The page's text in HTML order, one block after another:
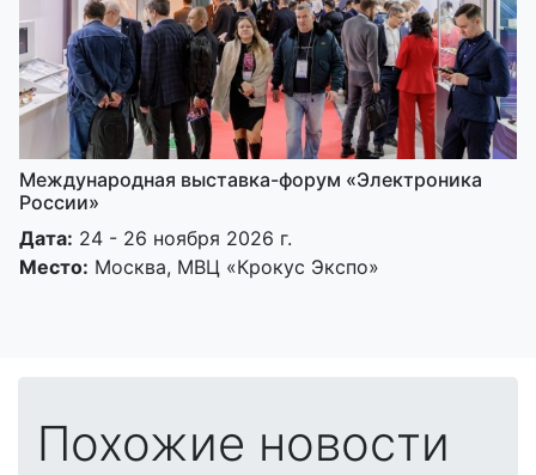
Международная выставка-форум «Электроника
России»
Дата: 24 - 26 ноября 2026 г.
Место: Москва, МВЦ «Крокус Экспо»
Похожие новости